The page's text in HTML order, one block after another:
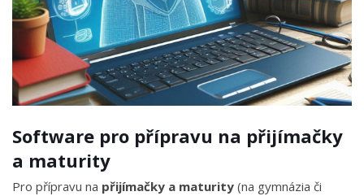
Software pro přípravu na přijímačky
a maturity
Pro přípravu na přijímačky a maturity (na gymnázia či